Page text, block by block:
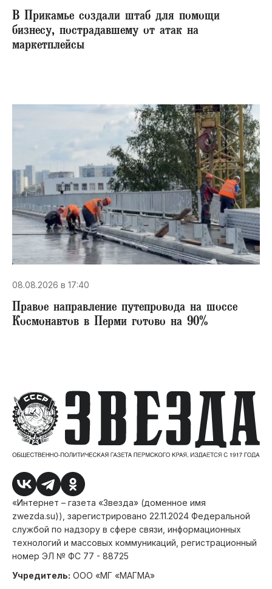
В Прикамье создали штаб для помощи
бизнесу, пострадавшему от атак на
маркетплейсы
08.08.2026 в 17:40
Правое направление путепровода на шоссе
Космонавтов в Перми готово на 90%
«Интернет – газета «Звезда» (доменное имя
zwezda.su)), зарегистрировано 22.11.2024 Федеральной
службой по надзору в сфере связи, информационных
технологий и массовых коммуникаций, регистрационный
номер ЭЛ № ФС 77 - 88725
Учредитель: ООО «МГ «МАГМА»